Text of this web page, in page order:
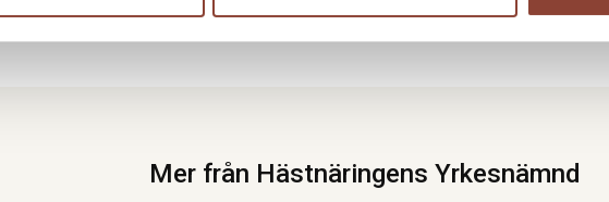
Mer från Hästnäringens Yrkesnämnd